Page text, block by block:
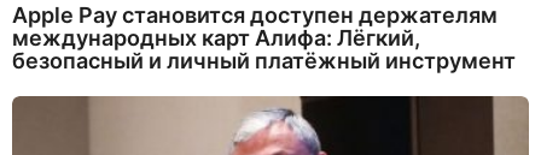
Apple Pay становится доступен держателям
международных карт Алифа: Лёгкий,
безопасный и личный платёжный инструмент